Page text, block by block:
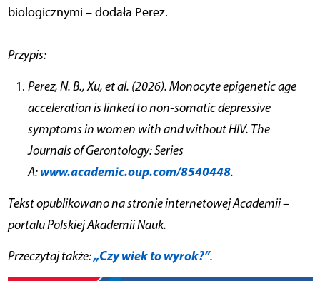
biologicznymi – dodała Perez.
Przypis:
Perez, N. B., Xu, et al. (2026). Monocyte epigenetic age
acceleration is linked to non-somatic depressive
symptoms in women with and without HIV. The
Journals of Gerontology: Series
A:www.academic.oup.com/8540448.
Tekst opublikowano na stronie internetowej Academii –
portalu Polskiej Akademii Nauk.
Przeczytaj także:„Czy wiek to wyrok?”.